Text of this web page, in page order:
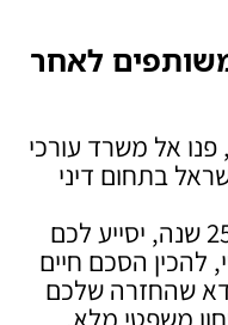
לאחר
אל משרד עורכי
בתחום דיני
המשרד, בעל ניסיון של מעל 25 שנה, יסייע לכם
הסכם חיים
שהחזרה שלכם